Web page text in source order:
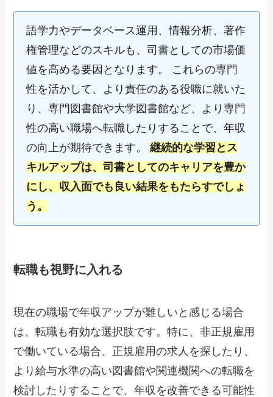
語学力やデータベース運用、情報分析、著作
権管理などのスキルも、司書としての市場価
値を高める要因となります。 これらの専門
性を活かして、より責任のある役職に就いた
り、専門図書館や大学図書館など、より専門
性の高い職場へ転職したりすることで、年収
の向上が期待できます。継続的な学習とス
キルアップは、司書としてのキャリアを豊か
にし、収入面でも良い結果をもたらすでしょ
う。
転職も視野に入れる
現在の職場で年収アップが難しいと感じる場合
は、転職も有効な選択肢です。特に、非正規雇用
で働いている場合、正規雇用の求人を探したり、
より給与水準の高い図書館や関連機関への転職を
検討したりすることで、年収を改善できる可能性